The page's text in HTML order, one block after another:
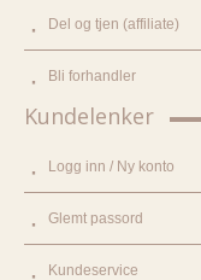
Del og tjen (affiliate)
Bli forhandler
Kundelenker
Logg inn / Ny konto
Glemt passord
Kundeservice